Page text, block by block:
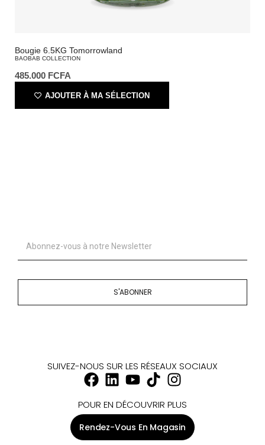
Bougie 6.5KG Tomorrowland
BAOBAB COLLECTION
485.000 FCFA
AJOUTER À MA SÉLECTION
S'ABONNER
SUIVEZ-NOUS SUR LES RÉSEAUX SOCIAUX
POUR EN DÉCOUVRIR PLUS
Rendez-Vous En Magasin